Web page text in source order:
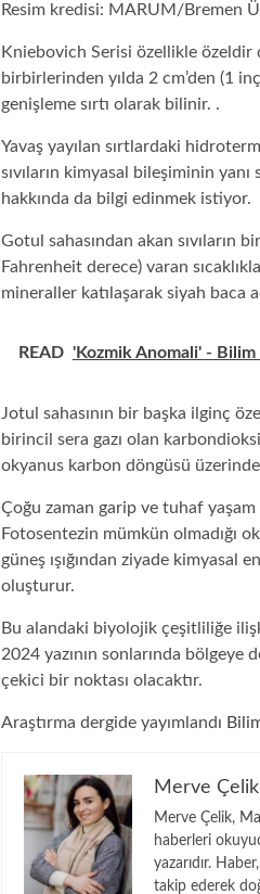
Resim kredisi: MARUM/Bremen
Kniebovich Serisi özellikle özeldir
birbirlerinden yılda 2 cm’den (1
genişleme sırtı olarak bilinir. .
Yavaş yayılan sırtlardaki
sıvıların kimyasal bileşiminin
hakkında da bilgi edinmek istiyor.
Gotul sahasından akan sıvıların
Fahrenheit derece) varan
mineraller katılaşarak siyah baca
READ 'Kozmik Anomali' - Bilim
Jotul sahasının bir başka ilginç
birincil sera gazı olan
okyanus karbon döngüsü
Çoğu zaman garip ve tuhaf
Fotosentezin mümkün olmadığı
güneş ışığından ziyade
oluşturur.
Bu alandaki biyolojik çeşitliliğe
2024 yazının sonlarında bölgeye
çekici bir noktası olacaktır.
Araştırma dergide yayımlandı
Merve Çelik
Merve Çelik,
haberleri
yazarıdır.
takip ederek